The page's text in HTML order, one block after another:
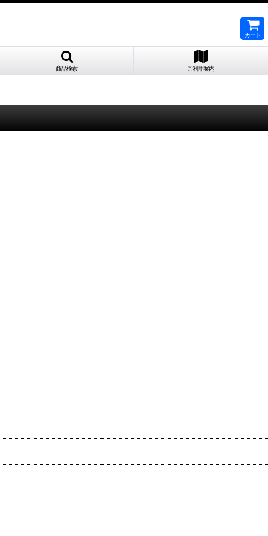
カート
商品検索 ご利用案内